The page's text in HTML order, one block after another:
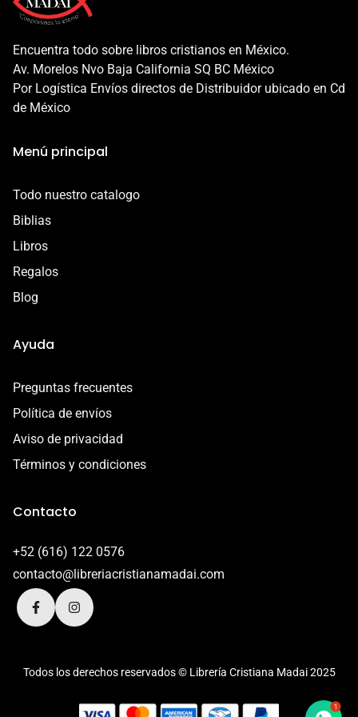
calidad para que tengas una experiencia increíble.
siguientes casos:
- Daño en el envío
- Defecto o error de fabricación
contacto@libreriacristianamadai.com, ¡Te
acompañaremos en el proceso!
una experiencia increíble, ya que tu compras esta
protegida en todo momento.
Encuentra todo sobre libros cristianos en México.
Av. Morelos Nvo Baja California SQ BC México
Por Logística Envíos directos de Distribuidor ubicado en Cd
de México
Menú principal
Todo nuestro catalogo
Biblias
Libros
Regalos
Blog
Ayuda
Preguntas frecuentes
Política de envíos
Aviso de privacidad
Términos y condiciones
Contacto
+52 (616) 122 0576
contacto@libreriacristianamadai.com
Todos los derechos reservados © Librería Cristiana Madai 2025
1